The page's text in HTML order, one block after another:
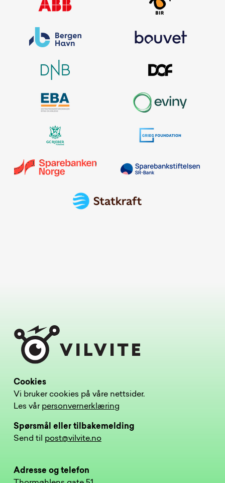
Cookies
Vi bruker cookies på våre nettsider.
Les vår personvernerklæring
Spørsmål eller tilbakemelding
Send til post@vilvite.no
Adresse og telefon